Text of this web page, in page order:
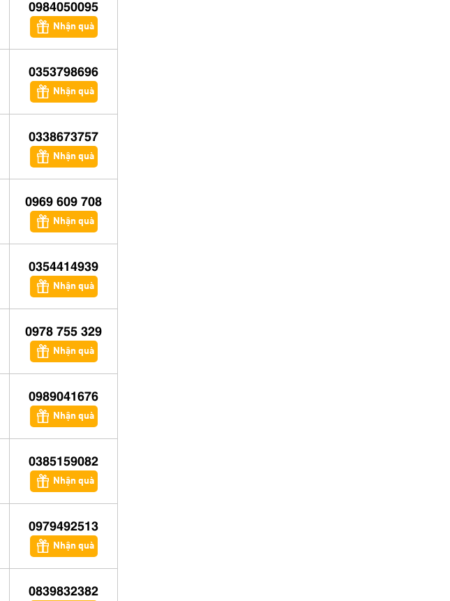
0984050095
Nhận quà
0353798696
Nhận quà
0338673757
Nhận quà
0969 609 708
Nhận quà
0354414939
Nhận quà
0978 755 329
Nhận quà
0989041676
Nhận quà
0385159082
Nhận quà
0979492513
Nhận quà
0839832382